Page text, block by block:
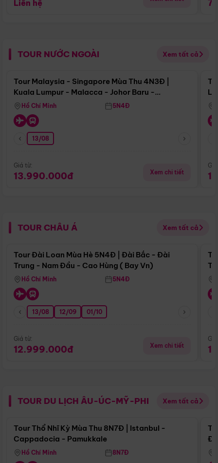
Liên hệ
TOUR NƯỚC NGOÀI Xem tất cả
Điểm nổi bật
Tour Malaysia - Singapore Mùa Thu 4N3Đ |
Kuala Lumpur - Malacca - Johor Baru -
Singapore
Hồ Chí Minh 5N4Đ
13/08
Giá từ:
13.990.000đ Xem chi tiết
TOUR CHÂU Á Xem tất cả
Điểm nổi bật
Tour Đài Loan Mùa Hè 5N4Đ | Đài Bắc - Đài
Trung - Nam Đầu - Cao Hùng ( Bay Vn)
Hồ Chí Minh 5N4Đ
13/08 12/09 01/10
Giá từ:
12.999.000đ Xem chi tiết
TOUR DU LỊCH ÂU-ÚC-MỸ-PHI Xem tất cả
Điểm nổi bật
Tour Thổ Nhĩ Kỳ Mùa Thu 8N7Đ | Istanbul -
Cappadocia - Pamukkale
Hồ Chí Minh 8N7Đ